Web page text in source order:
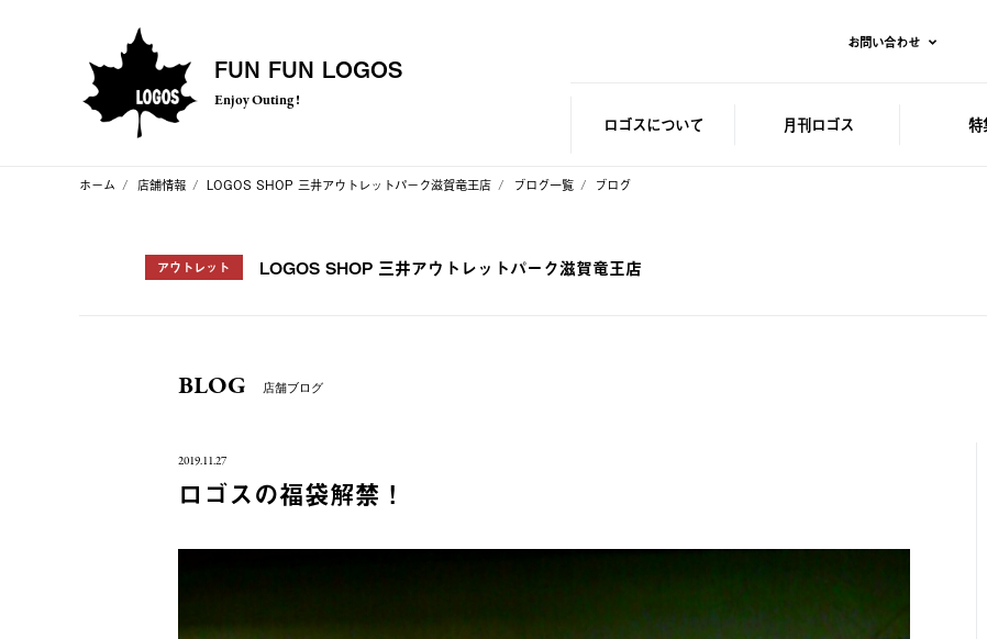
FUN FUN LOGOS
Enjoy Outing !
お問い合わせ
ロゴスについて 月刊ロゴス 特
ホーム 店舗情報 LOGOS SHOP 三井アウトレットパーク滋賀竜王店 ブログ一覧 ブログ
アウトレット LOGOS SHOP 三井アウトレットパーク滋賀竜王店
BLOG 店舗ブログ
2019.11.27
ロゴスの福袋解禁！